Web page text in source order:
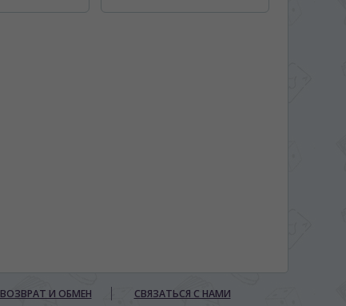
ВОЗВРАТ И ОБМЕН СВЯЗАТЬСЯ С НАМИ